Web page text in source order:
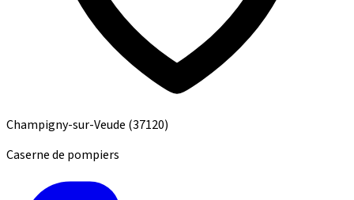
Champigny-sur-Veude (37120)
Caserne de pompiers